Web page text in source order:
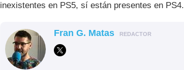
inexistentes en PS5, sí están presentes en PS4.
Fran G. Matas REDACTOR